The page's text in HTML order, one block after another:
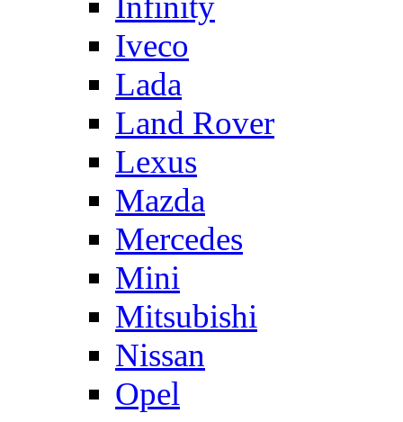
Iveco
Lada
Land Rover
Lexus
Mazda
Mercedes
Mini
Mitsubishi
Nissan
Opel